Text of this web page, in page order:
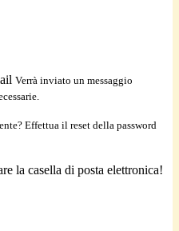
Verrà inviato un messaggio
Effettua il reset della password
la casella di posta elettronica!